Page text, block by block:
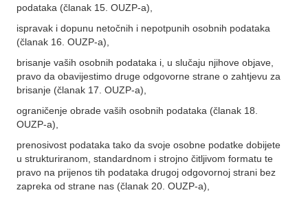
podataka (članak 15. OUZP-a),
ispravak i dopunu netočnih i nepotpunih osobnih podataka
(članak 16. OUZP-a),
brisanje vaših osobnih podataka i, u slučaju njihove objave,
pravo da obavijestimo druge odgovorne strane o zahtjevu za
brisanje (članak 17. OUZP-a),
ograničenje obrade vaših osobnih podataka (članak 18.
OUZP-a),
prenosivost podataka tako da svoje osobne podatke dobijete
u strukturiranom, standardnom i strojno čitljivom formatu te
pravo na prijenos tih podataka drugoj odgovornoj strani bez
zapreka od strane nas (članak 20. OUZP-a),